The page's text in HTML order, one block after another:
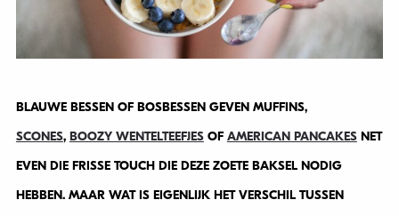
BLAUWE BESSEN OF BOSBESSEN GEVEN MUFFINS,
SCONES, BOOZY WENTELTEEFJESOFAMERICAN PANCAKESNET
EVEN DIE FRISSE TOUCH DIE DEZE ZOETE BAKSEL NODIG
HEBBEN. MAAR WAT IS EIGENLIJK HET VERSCHIL TUSSEN